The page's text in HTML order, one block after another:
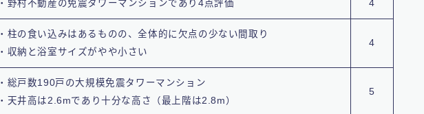
・野村不動産の免震タワーマンションであり4点評価 4
・柱の食い込みはあるものの、全体的に欠点の少ない間取り
・収納と浴室サイズがやや小さい
4
・総戸数190戸の大規模免震タワーマンション
・天井高は2.6mであり十分な高さ（最上階は2.8m）
5